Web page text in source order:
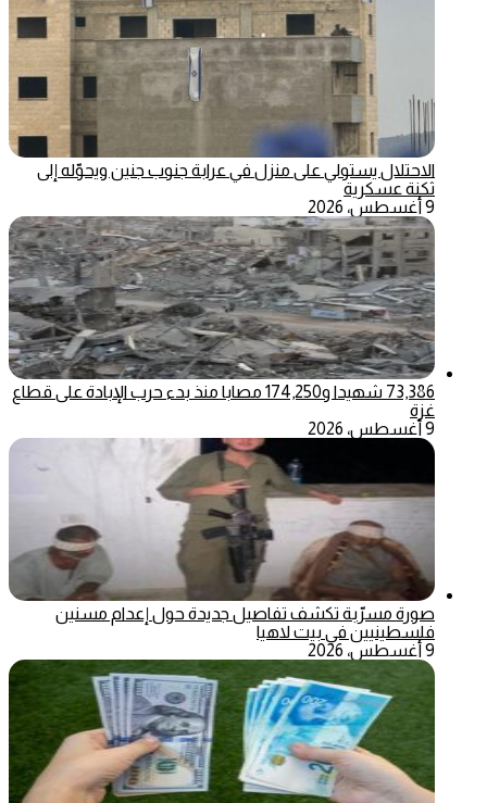
الاحتلال يستولي على منزل في عرابة جنوب جنين ويحوّله إلى
ثكنة عسكرية
9 أغسطس، 2026
73,386 شهيدا و174,250 مصابا منذ بدء حرب الإبادة على قطاع
غزة
9 أغسطس، 2026
صورة مسرّبة تكشف تفاصيل جديدة حول إعدام مسنين
فلسطينيين في بيت لاهيا
9 أغسطس، 2026